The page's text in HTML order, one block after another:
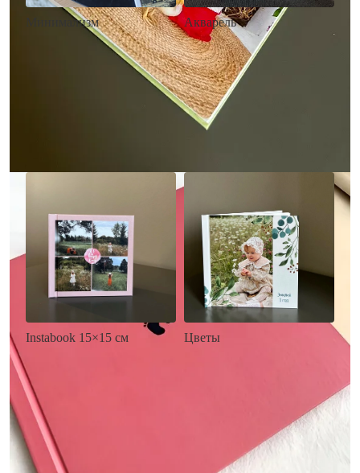
Минимализм
• Загрузка фото и текста
Акварель
• Декор в стиле
акварельных красок
• Выбор цвета фона
• Загрузка фото и текста
Заказать
Instabook 15×15 см
• Выбор цвета фона
• Загрузка фото и текста
Заказать
Цветы